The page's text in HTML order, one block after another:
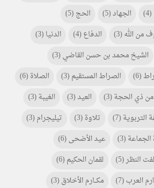
(4) الجهاد(5) الحج(5)
من الله(3) الدفاع(4) الدنيا(3)
الشيخ محمد بن حسن القاضي(3)
(6) الصراط المستقيم(3) الصلاة(6)
من ذي الحجة(3) العيد(3) الغيبة(3)
التربوية(7) تلاوة(3) تيليجرام(3)
(3) عيد الأضحى(6)
لفت النظر(5) لقمان الحكيم(6)
العرب(7) مكـــارم الأخلاق(3)